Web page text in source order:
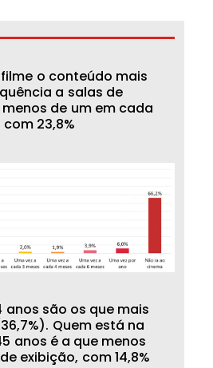
filme o conteúdo mais
quência a salas de
menos de um em cada
com 23,8%
anos são os que mais
36,7%). Quem está na
5 anos é a que menos
de exibição, com14,8%